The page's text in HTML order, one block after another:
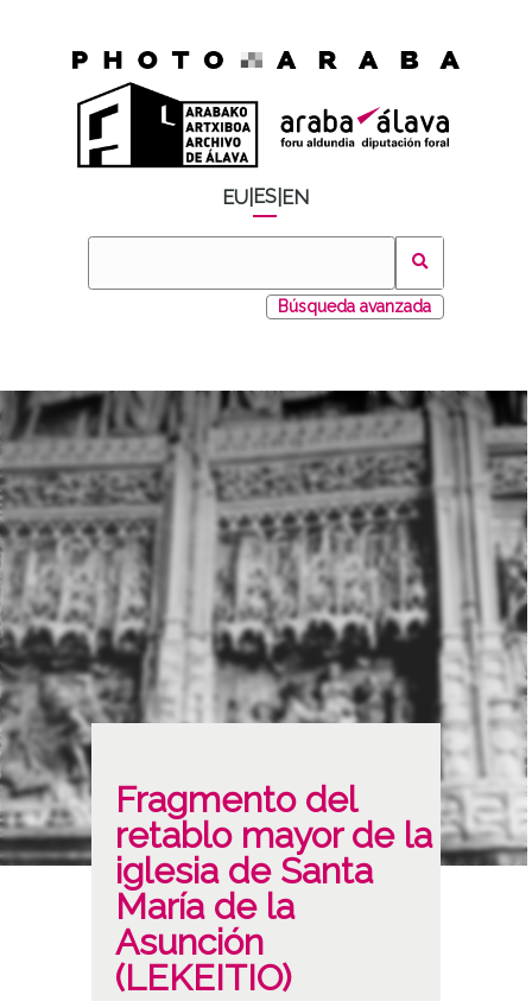
EU ES EN
Búsqueda avanzada
Fragmento del
retablo mayor de la
iglesia de Santa
María de la
Asunción
(LEKEITIO)